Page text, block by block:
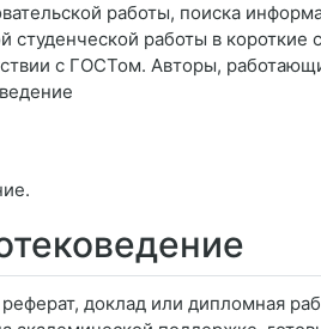
работы, поиска
работы в короткие
с ГОСТом. Авторы,
реферат, доклад или дипломная